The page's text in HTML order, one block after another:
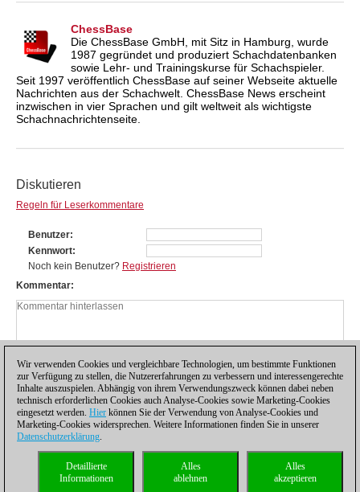
ChessBase
Die ChessBase GmbH, mit Sitz in Hamburg, wurde
1987 gegründet und produziert Schachdatenbanken
sowie Lehr- und Trainingskurse für Schachspieler.
Seit 1997 veröffentlich ChessBase auf seiner Webseite aktuelle
Nachrichten aus der Schachwelt. ChessBase News erscheint
inzwischen in vier Sprachen und gilt weltweit als wichtigste
Schachnachrichtenseite.
Diskutieren
Regeln für Leserkommentare
Benutzer
Kennwort
Noch kein Benutzer? Registrieren
Kommentar
Datenschutzhinweis| Kontakt| |Lizenzen
Compliance Hotline|
Wir verwenden Cookies und vergleichbare Technologien, um bestimmte Funktionen
zur Verfügung zu stellen, die Nutzererfahrungen zu verbessern und interessengerechte
Inhalte auszuspielen. Abhängig von ihrem Verwendungszweck können dabei neben
technisch erforderlichen Cookies auch Analyse-Cookies sowie Marketing-Cookies
eingesetzt werden. Hier können Sie der Verwendung von Analyse-Cookies und
Marketing-Cookies widersprechen. Weitere Informationen finden Sie in unserer
Datenschutzerklärung.
Alles
akzeptieren
Alles
ablehnen
Detaillierte
Informationen